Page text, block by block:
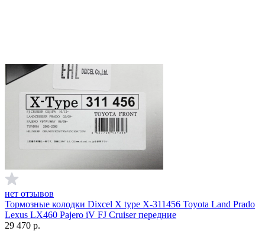
нет отзывов
Тормозные колодки Dixcel X type X-311456 Toyota Land Prado
Lexus LX460 Pajero iV FJ Cruiser передние
29 470 р.